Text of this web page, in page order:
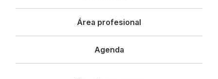
Área profesional
Agenda